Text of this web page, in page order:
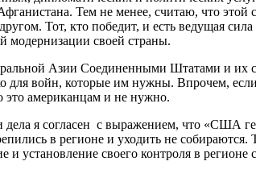
Тем не менее, считаю, что
Тот, кто победит, и есть ведущая
модернизации своей страны.
Азии Соединенными Штатами и
войн, которые им нужны. Впрочем,
американцам и не нужно.
дела я согласен с выражением, что «США
в регионе и уходить не собираются.
своего контроля в регионе